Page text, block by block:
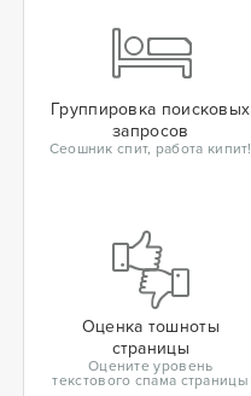
Группировка поисковых
запросов
Сеошник спит, работа кипит!
Оценка тошноты
страницы
Оцените уровень
текстового спама страницы